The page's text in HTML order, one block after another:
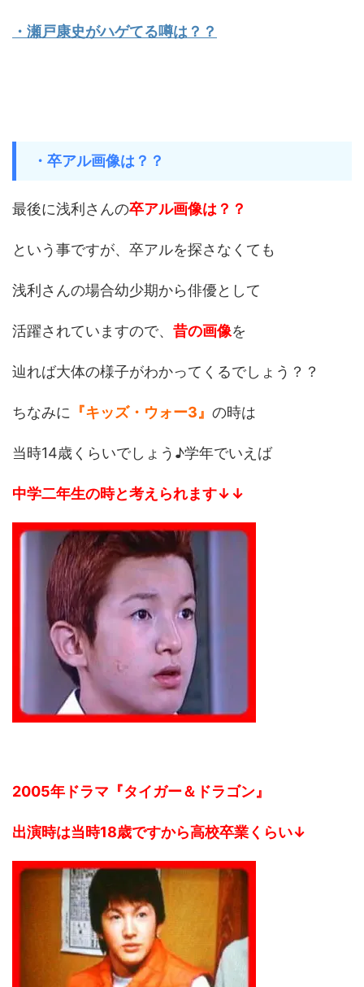
・瀬戸康史がハゲてる噂は？？
・卒アル画像は？？
最後に浅利さんの卒アル画像は？？
という事ですが、卒アルを探さなくても
浅利さんの場合幼少期から俳優として
活躍されていますので、 昔の画像を
辿れば大体の様子がわかってくるでしょう？？
ちなみに 『キッズ・ウォー3』 の時は
当時14歳くらいでしょう♪学年でいえば
中学二年生の時と考えられます↓↓
2005年ドラマ『タイガー＆ドラゴン』
出演時は当時18歳ですから高校卒業くらい↓